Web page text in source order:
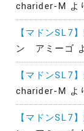
charider-M よ
【マドンSL7
ン アミーゴ
【マドンSL7
charider-M よ
【マドンSL7